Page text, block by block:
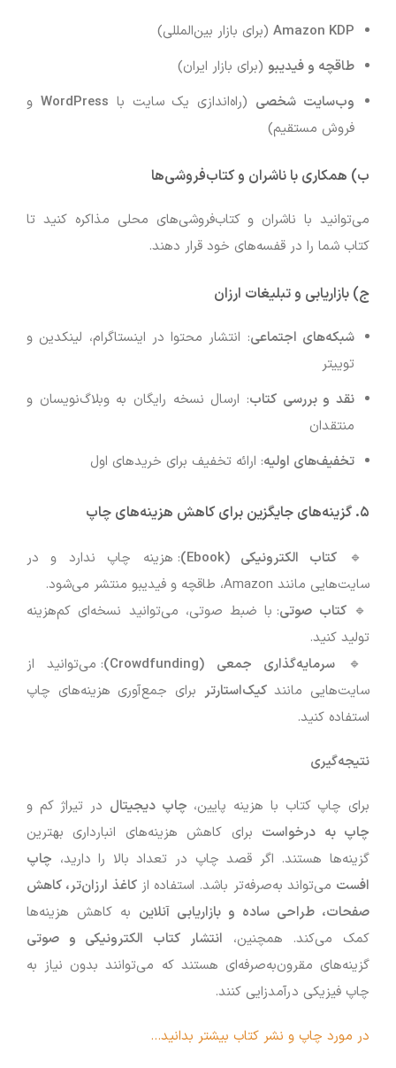
Amazon KDP (برای بازار بین‌المللی)
طاقچه و فیدیبو (برای بازار ایران)
وب‌سایت شخصی (راه‌اندازی یک سایت با WordPress و
فروش مستقیم)
ب) همکاری با ناشران و کتاب‌فروشی‌ها
می‌توانید با ناشران و کتاب‌فروشی‌های محلی مذاکره کنید تا
کتاب شما را در قفسه‌های خود قرار دهند.
ج) بازاریابی و تبلیغات ارزان
شبکه‌های اجتماعی: انتشار محتوا در اینستاگرام، لینکدین و
توییتر
نقد و بررسی کتاب: ارسال نسخه رایگان به وبلاگ‌نویسان و
منتقدان
تخفیف‌های اولیه: ارائه تخفیف برای خریدهای اول
۵. گزینه‌های جایگزین برای کاهش هزینه‌های چاپ
🔹 کتاب الکترونیکی (Ebook)
: هزینه چاپ ندارد و در
سایت‌هایی مانند Amazon، طاقچه و فیدیبو منتشر می‌شود.
🔹کتاب صوتی: با ضبط صوتی، می‌توانید نسخه‌ای کم‌هزینه
تولید کنید.
🔹 سرمایه‌گذاری جمعی (Crowdfunding)
: می‌توانید از
سایت‌هایی مانندکیک‌استارتر برای جمع‌آوری هزینه‌های چاپ
استفاده کنید.
نتیجه‌گیری
برای چاپ کتاب با هزینه پایین، چاپ دیجیتال در تیراژ کم و
چاپ به درخواست برای کاهش هزینه‌های انبارداری بهترین
گزینه‌ها هستند. اگر قصد چاپ در تعداد بالا را دارید، چاپ
افست می‌تواند به‌صرفه‌تر باشد. استفاده ازکاغذ ارزان‌تر، کاهش
صفحات، طراحی ساده و بازاریابی آنلاین به کاهش هزینه‌ها
کمک می‌کند. همچنین، انتشار کتاب الکترونیکی و صوتی
گزینه‌های مقرون‌به‌صرفه‌ای هستند که می‌توانند بدون نیاز به
چاپ فیزیکی درآمدزایی کنند.
در مورد چاپ و نشر کتاب بیشتر بدانید…